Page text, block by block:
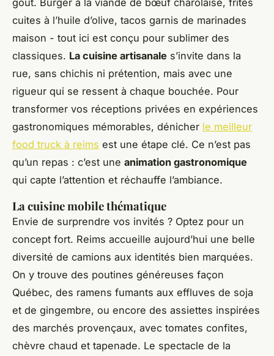
goût. Burger à la viande de bœuf charolaise, frites
cuites à l’huile d’olive, tacos garnis de marinades
maison - tout ici est conçu pour sublimer des
classiques. La cuisine artisanale s’invite dans la
rue, sans chichis ni prétention, mais avec une
rigueur qui se ressent à chaque bouchée. Pour
transformer vos réceptions privées en expériences
gastronomiques mémorables, dénicher le meilleur
food truck à reims est une étape clé. Ce n’est pas
qu’un repas : c’est une animation gastronomique
qui capte l’attention et réchauffe l’ambiance.
La cuisine mobile thématique
Envie de surprendre vos invités ? Optez pour un
concept fort. Reims accueille aujourd’hui une belle
diversité de camions aux identités bien marquées.
On y trouve des poutines généreuses façon
Québec, des ramens fumants aux effluves de soja
et de gingembre, ou encore des assiettes inspirées
des marchés provençaux, avec tomates confites,
chèvre chaud et tapenade. Le spectacle de la